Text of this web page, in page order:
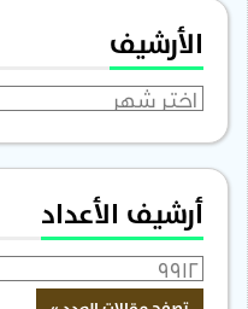
الأرشيف
الأرشيف
أرشيف الأعداد